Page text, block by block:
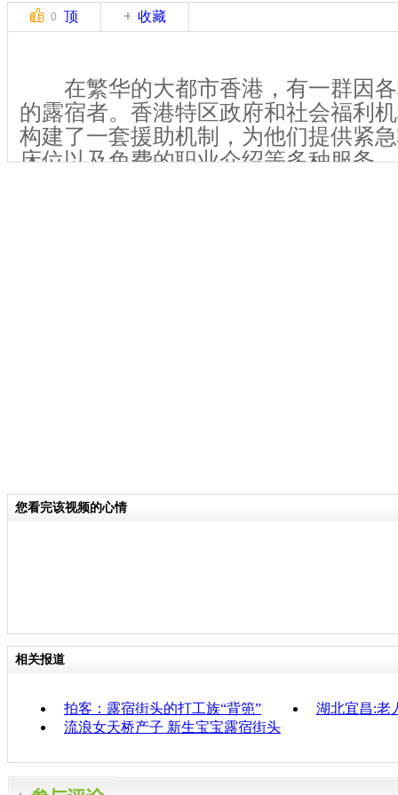
0 顶 收藏
在繁华的大都市香港，有一群因各
的露宿者。香港特区政府和社会福利
构建了一套援助机制，为他们提供紧
床位以及免费的职业介绍等多种服务。
您看完该视频的心情
相关报道
拍客：露宿街头的打工族“背篼”
湖北宜昌:老
流浪女天桥产子 新生宝宝露宿街头